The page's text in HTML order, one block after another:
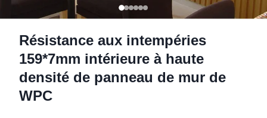
Résistance aux intempéries
159*7mm intérieure à haute
densité de panneau de mur de
WPC